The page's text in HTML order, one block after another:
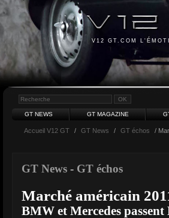
V12 GT.COM
GT NEWS GT MAGAZINE
Accueil V12 GT / GT News / GT échos /
GT News - GT échos
Marché américain
BMW et Mercedes passent